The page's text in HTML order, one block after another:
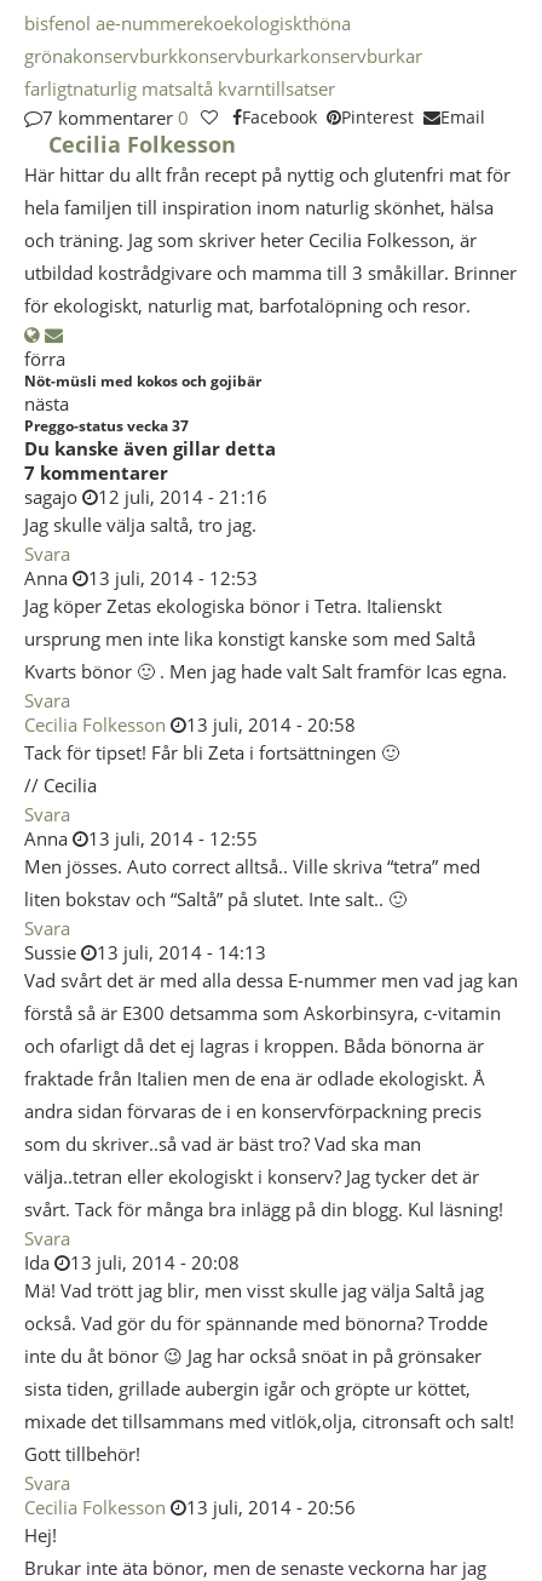
bisfenol ae-nummerekoekologiskthöna
grönakonservburkkonservburkarkonservburkar
farligtnaturlig matsaltå kvarntillsatser
7 kommentarer 0 Facebook Pinterest Email
Cecilia Folkesson
Här hittar du allt från recept på nyttig och glutenfri mat för
hela familjen till inspiration inom naturlig skönhet, hälsa
och träning. Jag som skriver heter Cecilia Folkesson, är
utbildad kostrådgivare och mamma till 3 småkillar. Brinner
för ekologiskt, naturlig mat, barfotalöpning och resor.
förra
Nöt-müsli med kokos och gojibär
nästa
Preggo-status vecka 37
Du kanske även gillar detta
7 kommentarer
sagajo
12 juli, 2014 - 21:16
Jag skulle välja saltå, tro jag.
Svara
Anna
13 juli, 2014 - 12:53
Jag köper Zetas ekologiska bönor i Tetra. Italienskt
ursprung men inte lika konstigt kanske som med Saltå
Kvarts bönor 🙂 . Men jag hade valt Salt framför Icas egna.
Svara
Cecilia Folkesson
13 juli, 2014 - 20:58
Tack för tipset! Får bli Zeta i fortsättningen 🙂
// Cecilia
Svara
Anna
13 juli, 2014 - 12:55
Men jösses. Auto correct alltså.. Ville skriva “tetra” med
liten bokstav och “Saltå” på slutet. Inte salt.. 🙂
Svara
Sussie
13 juli, 2014 - 14:13
Vad svårt det är med alla dessa E-nummer men vad jag kan
förstå så är E300 detsamma som Askorbinsyra, c-vitamin
och ofarligt då det ej lagras i kroppen. Båda bönorna är
fraktade från Italien men de ena är odlade ekologiskt. Å
andra sidan förvaras de i en konservförpackning precis
som du skriver..så vad är bäst tro? Vad ska man
välja..tetran eller ekologiskt i konserv? Jag tycker det är
svårt. Tack för många bra inlägg på din blogg. Kul läsning!
Svara
Ida
13 juli, 2014 - 20:08
Mä! Vad trött jag blir, men visst skulle jag välja Saltå jag
också. Vad gör du för spännande med bönorna? Trodde
inte du åt bönor 😉 Jag har också snöat in på grönsaker
sista tiden, grillade aubergin igår och gröpte ur köttet,
mixade det tillsammans med vitlök,olja, citronsaft och salt!
Gott tillbehör!
Svara
Cecilia Folkesson
13 juli, 2014 - 20:56
Hej!
Brukar inte äta bönor, men de senaste veckorna har jag